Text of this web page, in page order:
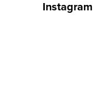
Instagram